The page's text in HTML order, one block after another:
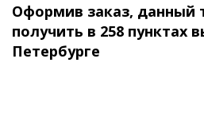
1 290 ₽ 1
Оформив заказ, данный
получить в 258 пунктах
Петербурге